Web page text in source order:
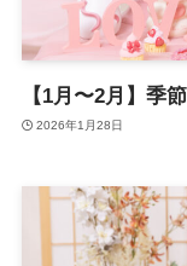
【1月〜2月】季
2026年1月28日